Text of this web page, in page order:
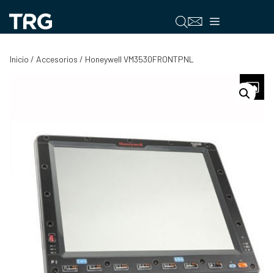
contenido
Menú
Inicio / Accesorios / Honeywell VM3530FRONTPNL